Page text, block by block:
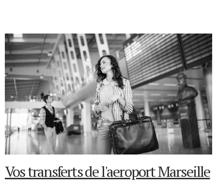
Vos transferts de l'aeroport Marseille